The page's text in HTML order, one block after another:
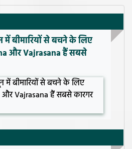
में बीमारियों से बचने के लिए
और Vajrasana हैं सबसे